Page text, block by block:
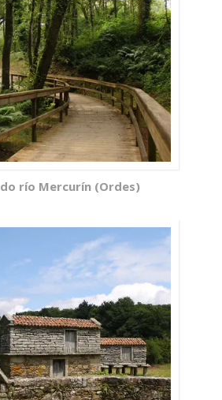
río Mercurín (Ordes)